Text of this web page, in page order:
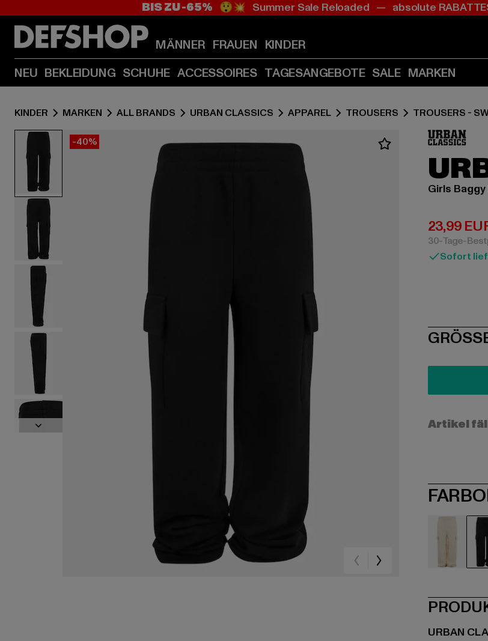
Zum
(Enter
drücken)
Zum
(Enter
drücken)
BIS ZU -65% 😲💥 Summer Sale Reloaded — absolute
MÄNNER FRAUEN KINDER
NEU BEKLEIDUNG SCHUHE ACCESSOIRES TAGESANGEBOTE SALE MARKEN
KINDER MARKEN ALL BRANDS URBAN CLASSICS APPAREL TROUSERS TROUSERS -
-40%
Girls
23,99
30-Tage-
Sofort
GRÖSSE
Artikel
URBAN